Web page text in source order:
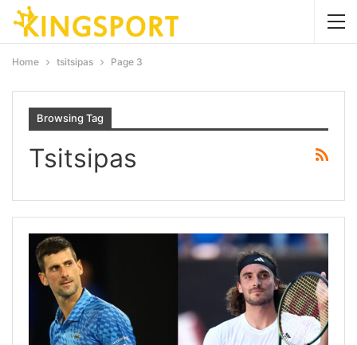
Home tsitsipas Page 3
Browsing Tag
Tsitsipas